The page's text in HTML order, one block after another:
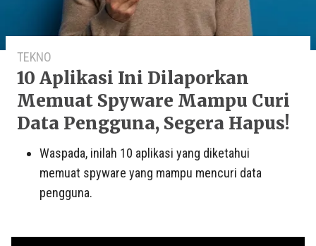
TEKNO
10 Aplikasi Ini Dilaporkan
Memuat Spyware Mampu Curi
Data Pengguna, Segera Hapus!
Waspada, inilah 10 aplikasi yang diketahui
memuat spyware yang mampu mencuri data
pengguna.